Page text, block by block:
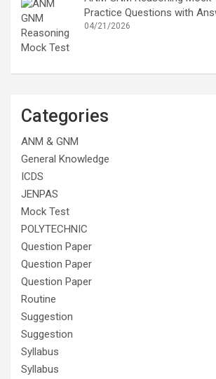
Practice Questions with
04/21/2026
Categories
ANM & GNM
General Knowledge
ICDS
JENPAS
Mock Test
POLYTECHNIC
Question Paper
Question Paper
Question Paper
Routine
Suggestion
Suggestion
Syllabus
Syllabus